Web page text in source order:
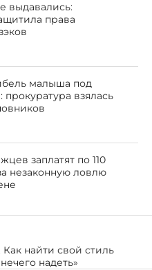
выдавались:
права
малыша под
прокуратура взялась
заплатят по 110
незаконную ловлю
найти свой стиль
надеть»